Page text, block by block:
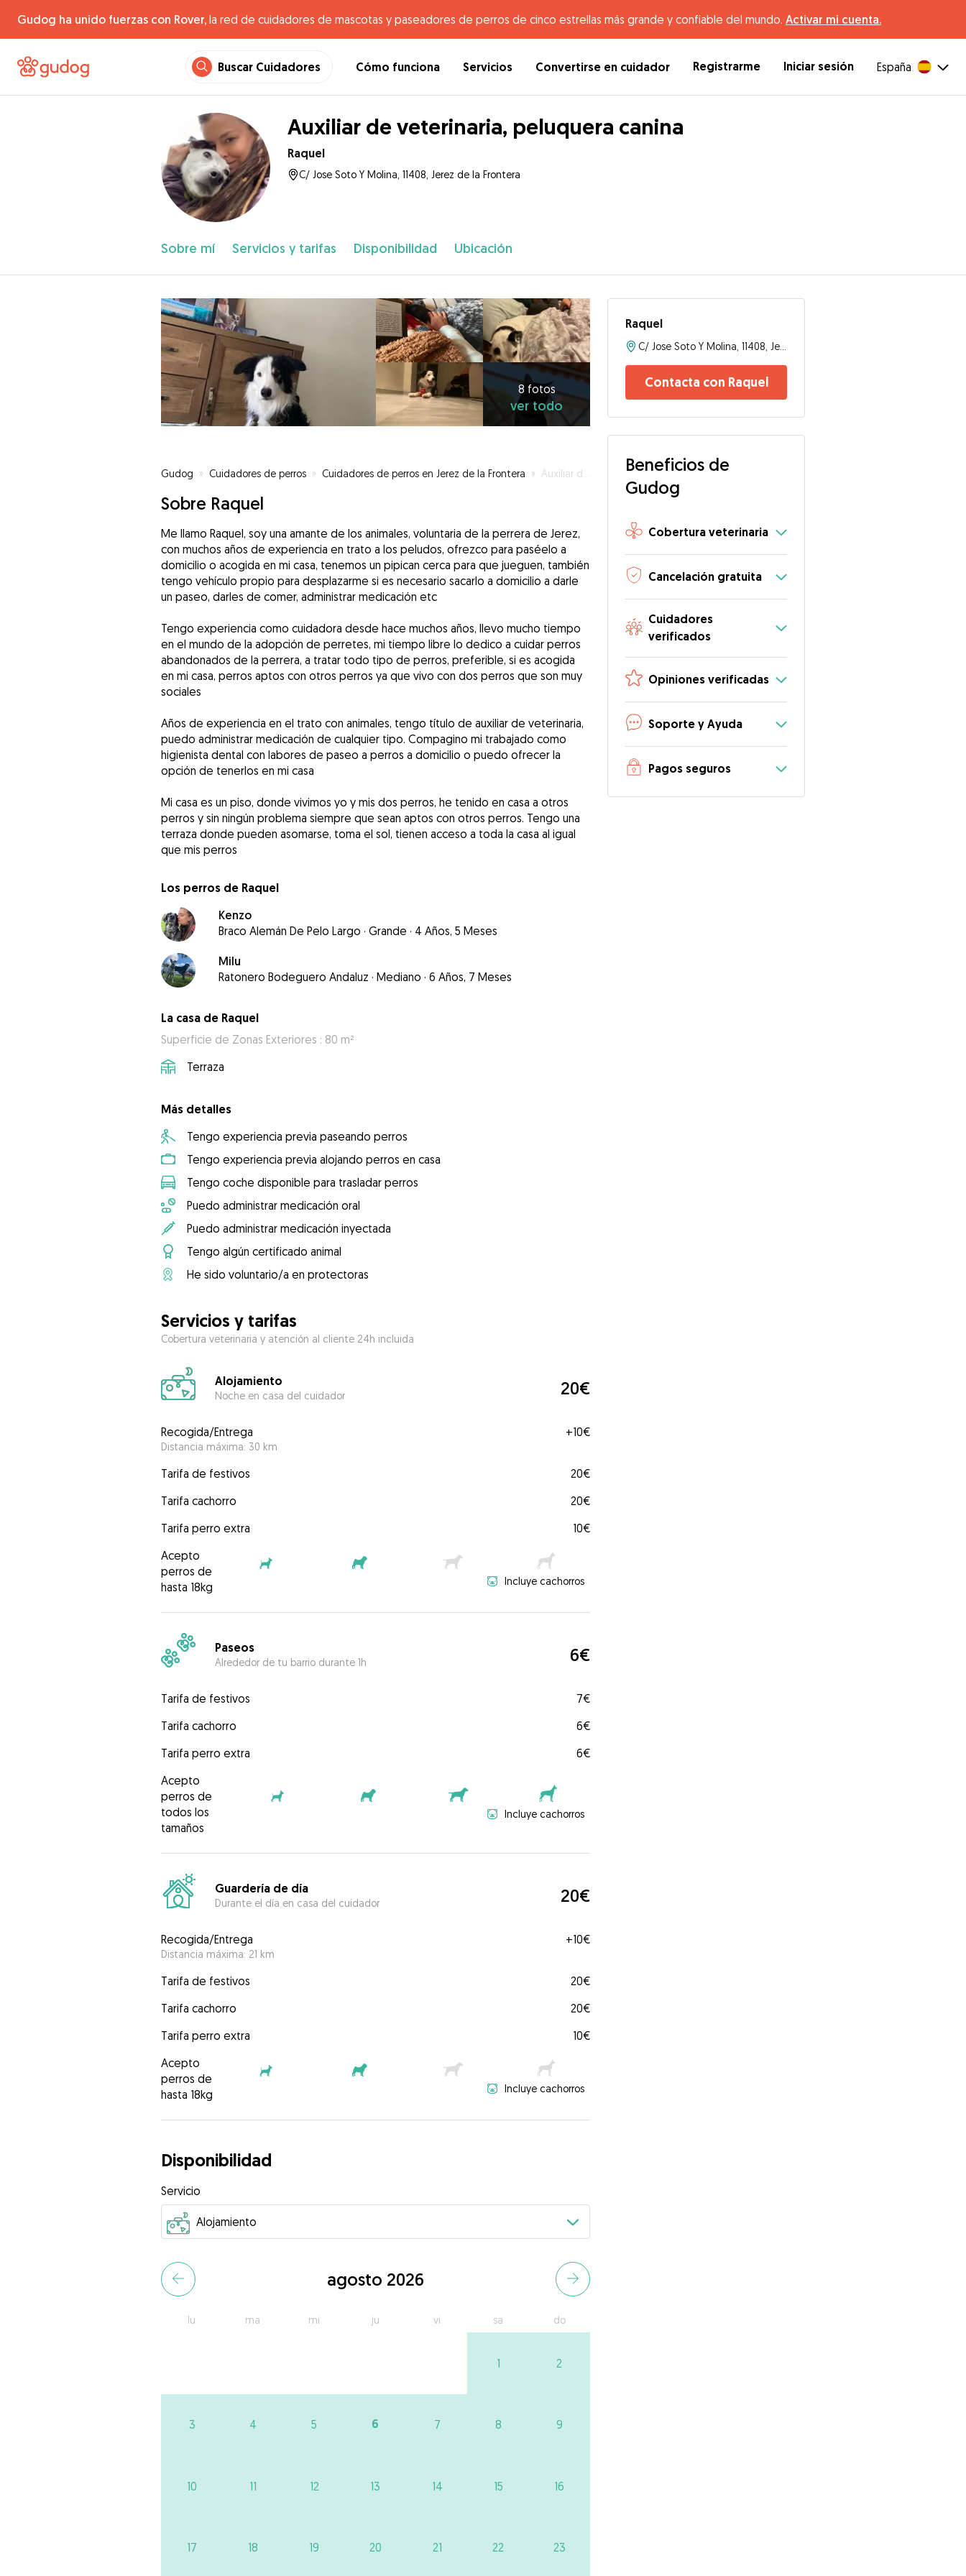
Gudog ha unido fuerzas con Rover, la red de cuidadores de mascotas y paseadores de perros de cinco estrellas más grande y confiable del mundo. Activar mi cuenta.
Buscar Cuidadores Cómo funciona Servicios Convertirse en cuidador Registrarme Iniciar sesión España
Auxiliar de veterinaria, peluquera canina
Raquel
C/ Jose Soto Y Molina, 11408, Jerez de la Frontera
Sobre mí Servicios y tarifas Disponibilidad Ubicación
8 fotos
ver todo
Gudog » Cuidadores de perros » Cuidadores de perros en Jerez de la Frontera » Auxiliar de veterinaria, peluquera canina
Sobre Raquel
Me llamo Raquel, soy una amante de los animales, voluntaria de la perrera de Jerez,
con muchos años de experiencia en trato a los peludos, ofrezco para paséelo a
domicilio o acogida en mi casa, tenemos un pipican cerca para que jueguen, también
tengo vehículo propio para desplazarme si es necesario sacarlo a domicilio a darle
un paseo, darles de comer, administrar medicación etc
Tengo experiencia como cuidadora desde hace muchos años, llevo mucho tiempo
en el mundo de la adopción de perretes, mi tiempo libre lo dedico a cuidar perros
abandonados de la perrera, a tratar todo tipo de perros, preferible, si es acogida
en mi casa, perros aptos con otros perros ya que vivo con dos perros que son muy
sociales
Años de experiencia en el trato con animales, tengo título de auxiliar de veterinaria,
puedo administrar medicación de cualquier tipo. Compagino mi trabajado como
higienista dental con labores de paseo a perros a domicilio o puedo ofrecer la
opción de tenerlos en mi casa
Mi casa es un piso, donde vivimos yo y mis dos perros, he tenido en casa a otros
perros y sin ningún problema siempre que sean aptos con otros perros. Tengo una
terraza donde pueden asomarse, toma el sol, tienen acceso a toda la casa al igual
que mis perros
Los perros de Raquel
Kenzo
Braco Alemán De Pelo Largo · Grande · 4 Años, 5 Meses
Milu
Ratonero Bodeguero Andaluz · Mediano · 6 Años, 7 Meses
La casa de Raquel
Superficie de Zonas Exteriores : 80 m²
Terraza
Más detalles
Tengo experiencia previa paseando perros
Tengo experiencia previa alojando perros en casa
Tengo coche disponible para trasladar perros
Puedo administrar medicación oral
Puedo administrar medicación inyectada
Tengo algún certificado animal
He sido voluntario/a en protectoras
Servicios y tarifas
Cobertura veterinaria y atención al cliente 24h incluida
Alojamiento
Noche en casa del cuidador 20€
Recogida/Entrega
Distancia máxima: 30 km
+10€
Tarifa de festivos
20€
Tarifa cachorro
20€
Tarifa perro extra
10€
Acepto
perros de
hasta 18kg
Incluye cachorros
Paseos
Alrededor de tu barrio durante 1h 6€
Tarifa de festivos
7€
Tarifa cachorro
6€
Tarifa perro extra
6€
Acepto
perros de
todos los
tamaños
Incluye cachorros
Guardería de día
Durante el día en casa del cuidador 20€
Recogida/Entrega
Distancia máxima: 21 km
+10€
Tarifa de festivos
20€
Tarifa cachorro
20€
Tarifa perro extra
10€
Acepto
perros de
hasta 18kg
Incluye cachorros
Disponibilidad
Servicio
agosto 2026
lu ma mi ju vi sa do
1 2
3 4 5 6 7 8 9
10 11 12 13 14 15 16
17 18 19 20 21 22 23
Raquel
Contacta con Raquel
Beneficios de
Gudog
Cobertura veterinaria
Cancelación gratuita
Cuidadores
verificados
Opiniones verificadas
Soporte y Ayuda
Pagos seguros